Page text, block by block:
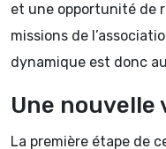
et une opportunité de
missions de
dynamique est donc
Une
La première étape de